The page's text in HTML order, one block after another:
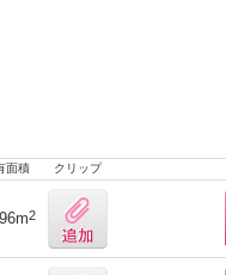
面積 クリップ
2